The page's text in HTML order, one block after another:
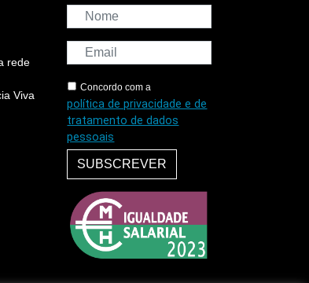
rede
Viva
Concordo com a
política de privacidade e de
tratamento de dados
pessoais
SUBSCREVER